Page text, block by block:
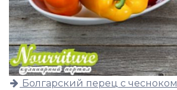
Болгарский перец с чесноком